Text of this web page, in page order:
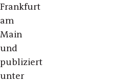
Frankfurt
am
Main
und
publiziert
unter